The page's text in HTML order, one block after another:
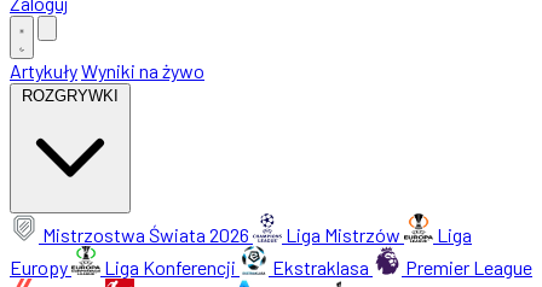
ArtykułyWyniki na żywo
ROZGRYWKI
Mistrzostwa Świata 2026 Liga Mistrzów
Liga
Europy
Liga Konferencji Ekstraklasa
Premier League